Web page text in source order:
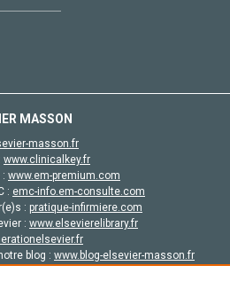
MASSON
masson.fr
www.clinicalkey.fr
www.em-premium.com
: emc-info.em-consulte.com
: pratique-infirmiere.com
: www.elsevierelibrary.fr
blog : www.blog-elsevier-masson.fr